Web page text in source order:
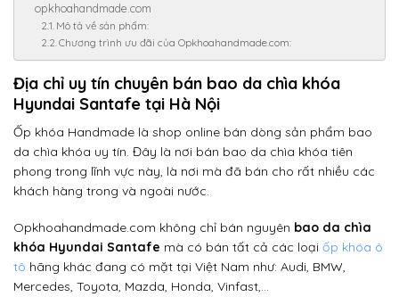
opkhoahandmade.com
Mô tả về sản phẩm:
Chương trình ưu đãi của Opkhoahandmade.com:
Địa chỉ uy tín chuyên bán bao da chìa khóa
Hyundai Santafe tại Hà Nội
Ốp khóa Handmade là shop online bán dòng sản phẩm bao
da chìa khóa uy tín. Đây là nơi bán bao da chìa khóa tiên
phong trong lĩnh vực này, là nơi mà đã bán cho rất nhiều các
khách hàng trong và ngoài nước.
Opkhoahandmade.com không chỉ bán nguyên bao da chìa
khóa Hyundai Santafe mà có bán tất cả các loại ốp khóa ô
tô hãng khác đang có mặt tại Việt Nam như: Audi, BMW,
Mercedes, Toyota, Mazda, Honda, Vinfast,…